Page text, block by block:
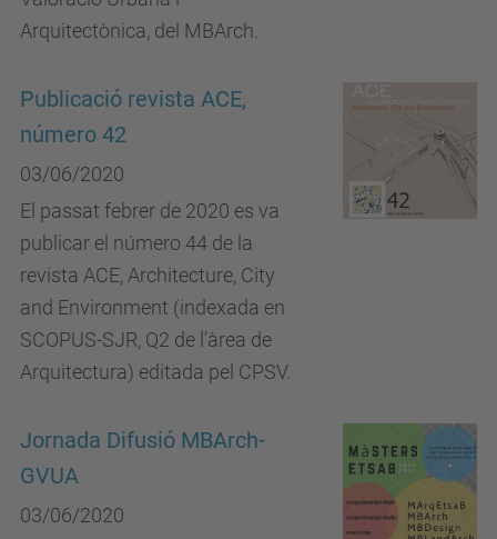
Arquitectònica, del MBArch.
Publicació revista ACE,
número 42
03/06/2020
El passat febrer de 2020 es va
publicar el número 44 de la
revista ACE, Architecture, City
and Environment (indexada en
SCOPUS-SJR, Q2 de l’àrea de
Arquitectura) editada pel CPSV.
Jornada Difusió MBArch-
GVUA
03/06/2020